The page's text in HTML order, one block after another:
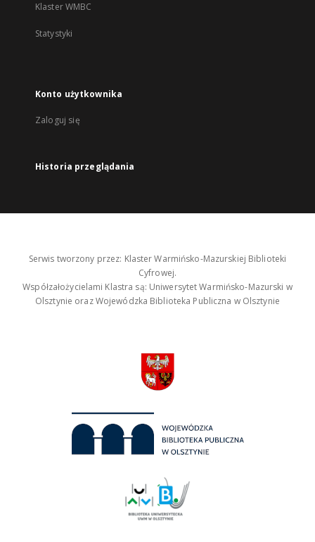
Klaster WMBC
Statystyki
Konto użytkownika
Zaloguj się
Historia przeglądania
Serwis tworzony przez: Klaster Warmińsko-Mazurskiej Biblioteki
Cyfrowej.
Współzałożycielami Klastra są: Uniwersytet Warmińsko-Mazurski w
Olsztynie oraz Wojewódzka Biblioteka Publiczna w Olsztynie